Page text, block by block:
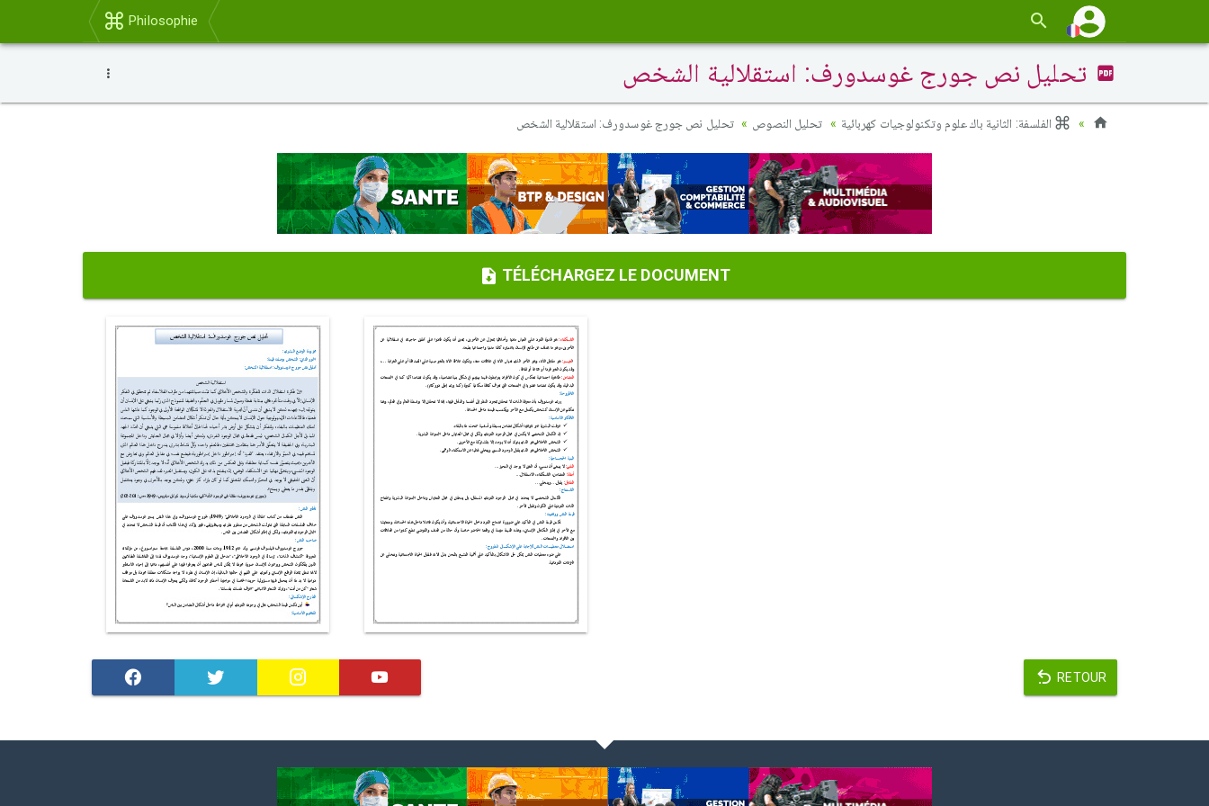
Philosophie
تحليل نص جورج غوسدورف: استقلالية الشخص
الفلسفة: الثانية باك علوم وتكنولوجيات كهربائية تحليل النصوص تحليل نص جورج غوسدورف: استقلالية الشخص
TÉLÉCHARGEZ LE DOCUMENT
RETOUR